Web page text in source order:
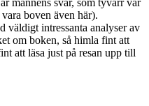
mannens svar, som tyvärr var
boven även här).
väldigt intressanta analyser av
om boken, så himla fint att
att läsa just på resan upp till